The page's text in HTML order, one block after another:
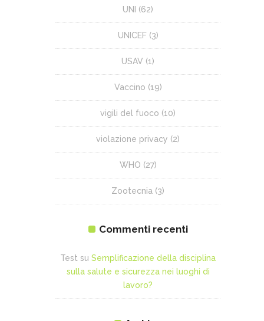
UNI (62)
UNICEF(3)
USAV (1)
Vaccino (19)
vigili del fuoco (10)
violazione privacy (2)
WHO (27)
Zootecnia (3)
Commenti recenti
Test su Semplificazione della disciplina
sulla salute e sicurezza nei luoghi di
lavoro?